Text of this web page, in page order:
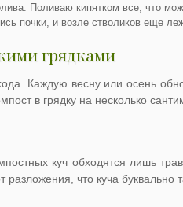
Поливаю кипятком все, что
почки, и возле стволиков еще
грядками
Каждую весну или осень
в грядку на несколько
куч обходятся лишь
разложения, что куча буквально